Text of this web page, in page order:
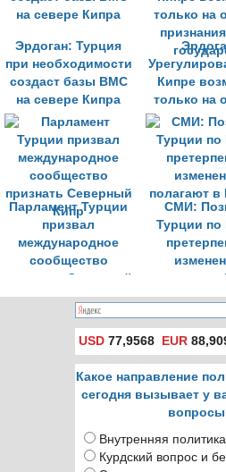
Эрдоган: Турция
при необходимости
создаст базы ВМС
на севере Кипра
Кипре
только на
Парламент Турции
призвал
международное
сообщество
признать Северный
Кипр
СМИ:
Турции по
полагают в
USD 77,9568 EUR
Какое направление
сегодня вызывает у
Внутренняя
Курдский вопрос и